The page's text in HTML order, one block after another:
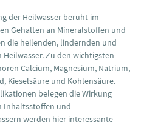
der Heilwässer beruht im
Gehalten an Mineralstoffen und
die heilenden, lindernden und
Zu den wichtigsten
Calcium, Magnesium, Natrium,
Kieselsäure und Kohlensäure.
belegen die Wirkung
Inhaltsstoffen und
werden hier interessante